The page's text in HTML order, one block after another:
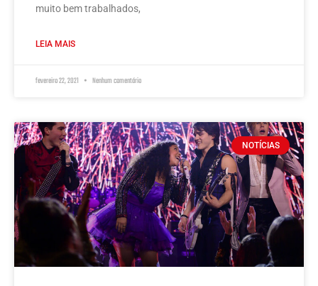
muito bem trabalhados,
LEIA MAIS
fevereiro 22, 2021 Nenhum comentário
NOTÍCIAS